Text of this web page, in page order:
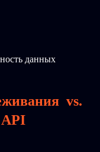
данных
vs.